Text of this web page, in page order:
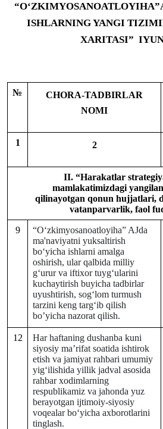
ISHLARNING YANGI
XARITASI”
№
CHORA-TADBIRLAR
NOMI
1 2
II. “Harakatlar
mamlakatimizdagi
qilinayotgan qonun hujjatlari,
vatanparvarlik, faol
9
“O‘zkimyosanoatloyiha” AJda
ma'naviyatni yuksaltirish
bo‘yicha ishlarni amalga
oshirish, ular qalbida milliy
g‘urur va iftixor tuyg‘ularini
kuchaytirish buyicha tadbirlar
uyushtirish, sog‘lom turmush
tarzini keng targ‘ib qilish
bo’yicha nazorat qilish.
12
Har haftaning dushanba kuni
siyosiy ma’rifat soatida ishtirok
etish va jamiyat rahbari umumiy
yig‘ilishida yillik jadval asosida
rahbar xodimlarning
respublikamiz va jahonda yuz
berayotgan ijtimoiy-siyosiy
voqealar bo‘yicha axborotlarini
tinglash.